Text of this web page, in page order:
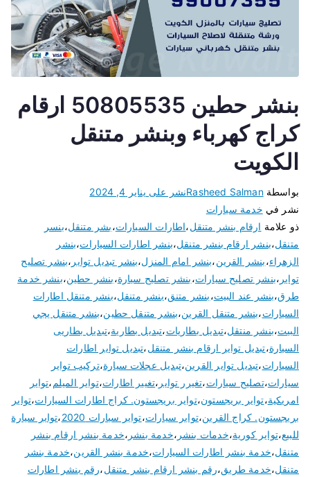
بنشر حطين 50805535 ارقام
كراج كهرباء وبنشر متنقل
الكويت
بواسطةRasheed Salmanنشر على يناير 4, 2024
نشر في خدمة سيارات
ذو علامة ارقام بنشر متنقل،اطارات السيارات،بشر متنقل،بنسر
متنقل،بنشر ارقام بنشر متنقل،بنشر اطارات السيارات،بنشر
الزهراء،بنشر القرين،بنشر امام المنزل،بنشر تبديل تواير ،بنشر تصليح
تواير ،بنشر تصليح سيارات،بنشر تصليح سيارة،بنشر حطين،بنشر خدمة
طرق،بنشر عند البيت،بنشر متنق،بنشر متنقل،بنشر متنقل اطارات
السيارات،بنشر متنقل القرين،بنشر متنقل حطين،بنشر متنقل يجي
البيت،بنشر منتقل،تبديل بطاريات،تبديل بطارية،تبديل بطاريى
السيارة،تبديل تواير ارقام بنشر متنقل،تبديل تواير اطارات
السيارات،تبديل تواير القرين،تبديل عجلات سيارة،تركيب تواير
سيارات،تصليح سيارات،تغيرر تواير ،تغيير اطارات،تواير الميلم،تواير
امريكية،تواير بريجستون،تواير بريجستون. كراج اطارات السيارات،تواير
بريجستون. كراج القرين،تواير سيارات،تواير سيارات 2020 ،تواير سيارة
للبيع،تواير كورية،خدمات بنشر ،خدمة بنشر ،خدمة بنشر ارقام بنشر
متنقل،خدمة بنشر اطارات السيارات،خدمة بنشر القرين،خدمة بنشر
متنقل،خدمة طريق،رقم بنشر ارقام بنشر متنقل،رقم بنشر اطارات